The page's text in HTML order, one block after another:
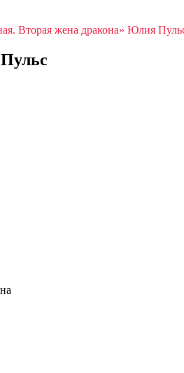
Вторая жена дракона» Юлия